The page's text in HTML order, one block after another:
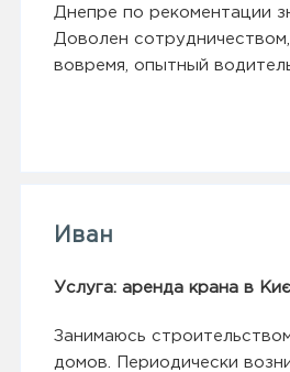
Днепре по рекоментации
Доволен
вовремя, опытный
Иван
Услуга: аренда крана в
Занимаюсь
домов. Периодически